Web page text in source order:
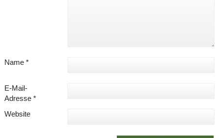
Name *
E-Mail-
Adresse *
Website